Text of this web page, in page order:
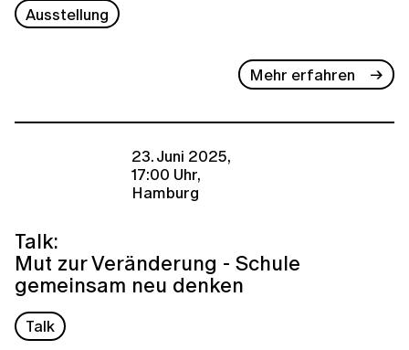
Ausstellung
Mehr erfahren
23. Juni 2025,
17:00 Uhr,
Hamburg
Talk:
Mut zur Veränderung - Schule
gemeinsam neu denken
Talk